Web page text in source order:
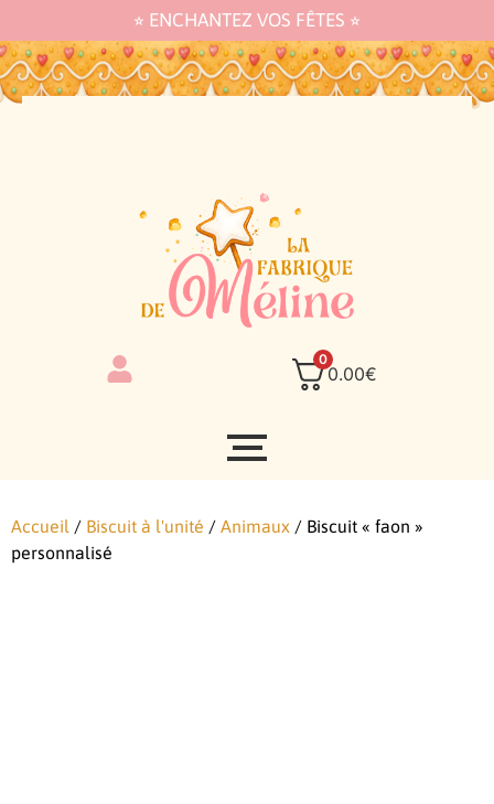
⭐︎ ENCHANTEZ VOS FÊTES ⭐︎
0
0.00€
Accueil / Biscuit à l'unité / Animaux / Biscuit « faon »
personnalisé